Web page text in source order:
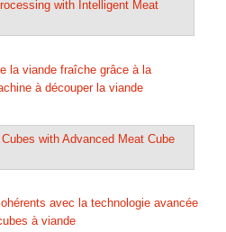
la viande fraîche grâce à la
à découper la viande
avec la technologie avancée
à viande